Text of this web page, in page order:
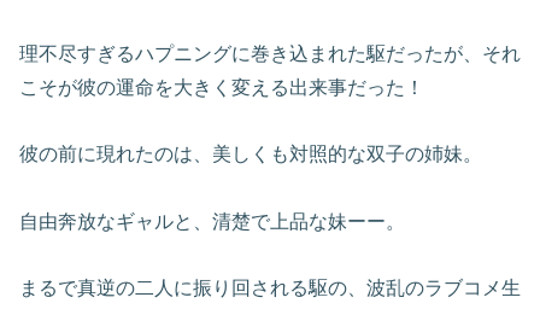
理不尽すぎるハプニングに巻き込まれた駆だったが、それ
こそが彼の運命を大きく変える出来事だった！
彼の前に現れたのは、美しくも対照的な双子の姉妹。
自由奔放なギャルと、清楚で上品な妹ーー。
まるで真逆の二人に振り回される駆の、波乱のラブコメ生